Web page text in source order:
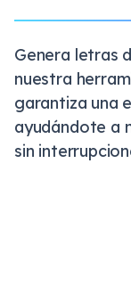
Genera letras
nuestra
garantiza una
ayudándote a
sin